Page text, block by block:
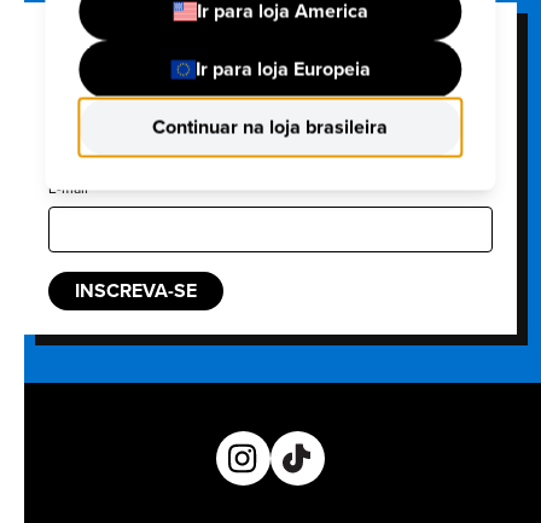
FUNKO'S NEWSLETTER
Junte-se à nossa lista de e-mails e seja o primeiro a
saber sobre novos lançamentos, próximos eventos e
muito mais!
E-mail
INSCREVA-SE
Ir para loja America
Ir para loja Europeia
Continuar na loja brasileira